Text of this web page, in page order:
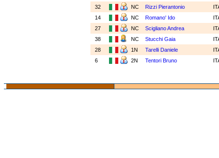
32
NC Rizzi Pierantonio
14
NC Romano' Ido
27
NC Scigliano Andrea
38
NC Stucchi Gaia
28
1N Tarelli Daniele
6
2N Tentori Bruno